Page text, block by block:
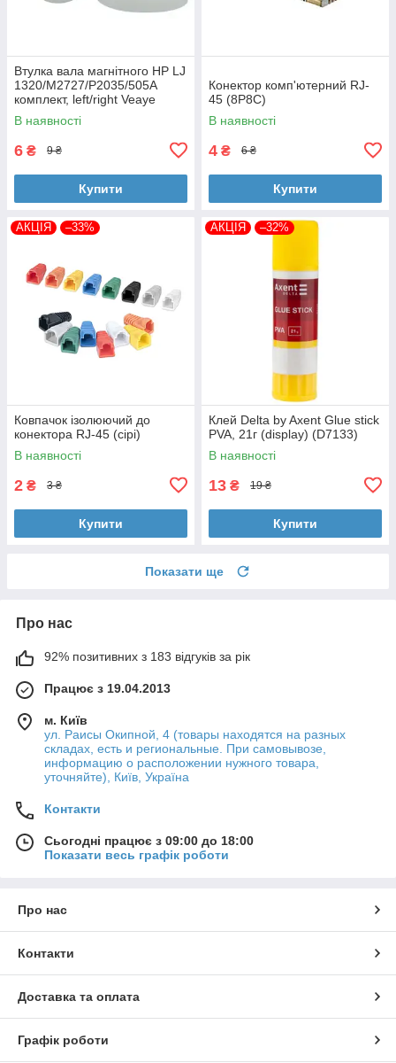
Втулка вала магнітного HP LJ
1320/M2727/P2035/505A
комплект, left/right Veaye
(BSHMR-505U-VE)
В наявності
6 ₴ 9 ₴
Купити
Конектор комп'ютерний RJ-
45 (8P8C)
В наявності
4 ₴ 6 ₴
Купити
АКЦІЯ –33%
Ковпачок ізолюючий до
конектора RJ-45 (сірі)
В наявності
2 ₴ 3 ₴
Купити
АКЦІЯ –32%
Клей Delta by Axent Glue stick
PVA, 21г (display) (D7133)
В наявності
13 ₴ 19 ₴
Купити
Показати ще
Про нас
92% позитивних з 183 відгуків за рік
Працює з 19.04.2013
м. Київ
ул. Раисы Окипной, 4 (товары находятся на разных
складах, есть и региональные. При самовывозе,
информацию о расположении нужного товара,
уточняйте), Київ, Україна
Контакти
Сьогодні працює з 09:00 до 18:00
Показати весь графік роботи
Про нас
Контакти
Доставка та оплата
Графік роботи